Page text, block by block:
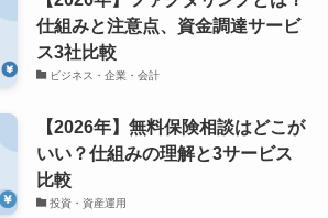
仕組みと注意点、資金調達サービ
ス3社比較
ビジネス・企業・会計
【2026年】無料保険相談はどこが
いい？仕組みの理解と3サービス
比較
投資・資産運用